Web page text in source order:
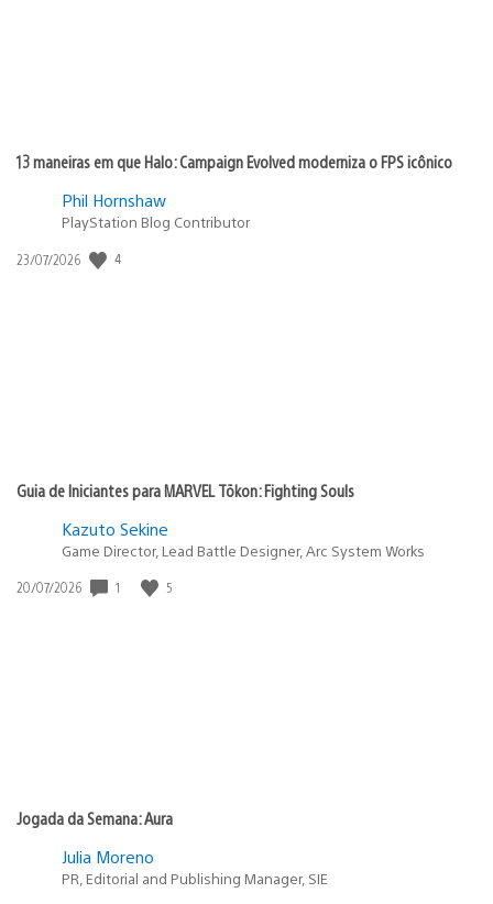
13 maneiras em que Halo: Campaign Evolved moderniza o FPS icônico
Phil Hornshaw
PlayStation Blog Contributor
Data
23/07/2026 4
Guia de Iniciantes para MARVEL Tōkon: Fighting Souls
Kazuto Sekine
Game Director, Lead Battle Designer, Arc System Works
Data
20/07/2026 1 5
Jogada da Semana: Aura
Julia Moreno
PR, Editorial and Publishing Manager, SIE